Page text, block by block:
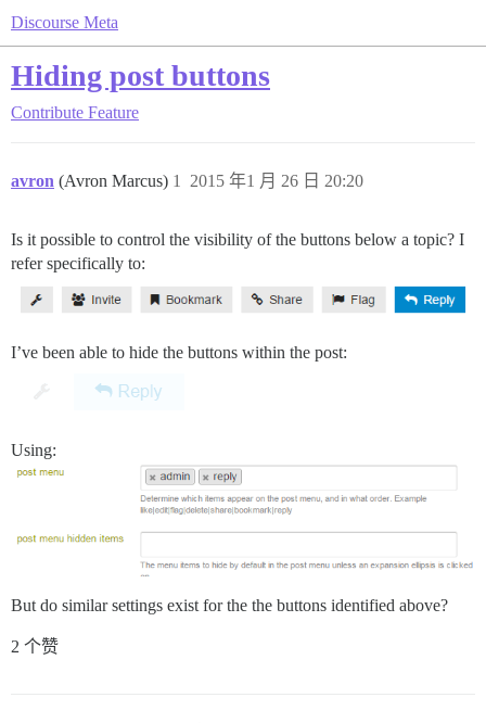
Discourse Meta
Hiding post buttons
Contribute Feature
avron (Avron Marcus) 2015 年1 月 26 日 20:20
1
Is it possible to control the visibility of the buttons below a topic? I
refer specifically to:
I’ve been able to hide the buttons within the post:
Using:
But do similar settings exist for the the buttons identified above?
2 个赞